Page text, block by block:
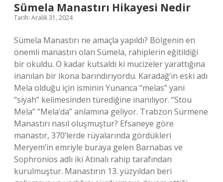
Sümela Manastırı Hikayesi Nedir
Tarih: Aralık 31, 2024
Sümela Manastırı ne amaçla yapıldı? Bölgenin en
önemli manastırı olan Sümela, rahiplerin eğitildiği
bir okuldu. O kadar kutsaldı ki mucizeler yarattığına
inanılan bir ikona barındırıyordu. Karadağ’ın eski adı
Mela olduğu için isminin Yunanca “melas” yani
“siyah” kelimesinden türediğine inanılıyor. “Stou
Mela” “Mela’da” anlamına geliyor. Trabzon Sürmene
Manastırı nasıl oluşmuştur? Efsaneye göre
manastır, 370’lerde rüyalarında gördükleri
Meryem’in emriyle buraya gelen Barnabas ve
Sophronios adlı iki Atinalı rahip tarafından
kurulmuştur. Manastırın 13. yüzyıldan beri